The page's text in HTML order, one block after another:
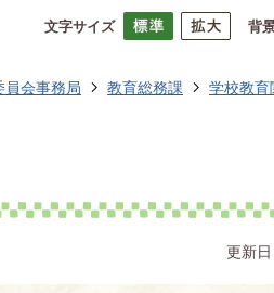
文字サイズ 背
員会事務局 教育総務課
学校教育
更新